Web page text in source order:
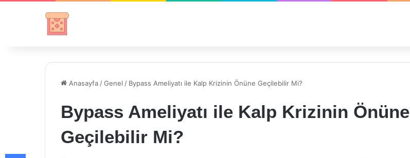
Anasayfa /Genel / Bypass Ameliyatı ile Kalp Krizinin Önüne Geçilebilir Mi?
Bypass Ameliyatı ile Kalp Krizinin Önüne
Geçilebilir Mi?
Facebook